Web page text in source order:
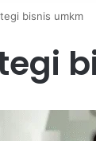
bisnis umkm